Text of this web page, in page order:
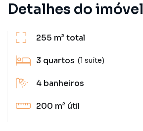
Detalhes do imóvel
255 m²total
3 quartos (1 suíte)
4 banheiros
200 m² útil